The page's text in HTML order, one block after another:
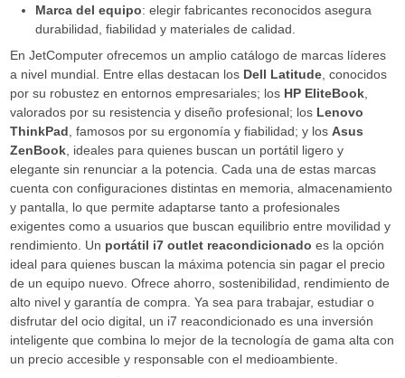
Marca del equipo: elegir fabricantes reconocidos asegura
durabilidad, fiabilidad y materiales de calidad.
En JetComputer ofrecemos un amplio catálogo de marcas líderes
a nivel mundial. Entre ellas destacan los Dell Latitude, conocidos
por su robustez en entornos empresariales; los HP EliteBook,
valorados por su resistencia y diseño profesional; los Lenovo
ThinkPad, famosos por su ergonomía y fiabilidad; y los Asus
ZenBook, ideales para quienes buscan un portátil ligero y
elegante sin renunciar a la potencia. Cada una de estas marcas
cuenta con configuraciones distintas en memoria, almacenamiento
y pantalla, lo que permite adaptarse tanto a profesionales
exigentes como a usuarios que buscan equilibrio entre movilidad y
rendimiento. Un portátil i7 outlet reacondicionado es la opción
ideal para quienes buscan la máxima potencia sin pagar el precio
de un equipo nuevo. Ofrece ahorro, sostenibilidad, rendimiento de
alto nivel y garantía de compra. Ya sea para trabajar, estudiar o
disfrutar del ocio digital, un i7 reacondicionado es una inversión
inteligente que combina lo mejor de la tecnología de gama alta con
un precio accesible y responsable con el medioambiente.